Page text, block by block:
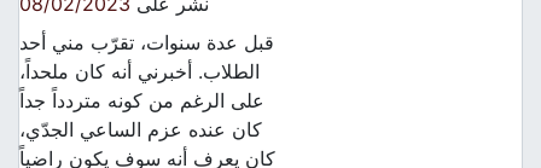
قبل عدة سنوات، تقرّب مني أحد
الطلاب. أخبرني أنه كان ملحداً،
على الرغم من كونه متردداً جداً
كان عنده عزم الساعي الجدّي،
كان يعرف أنه سوف يكون راضياً